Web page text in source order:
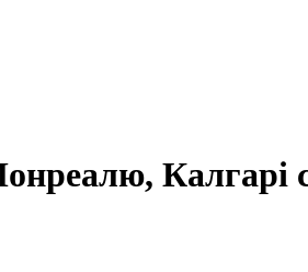
Калгарі